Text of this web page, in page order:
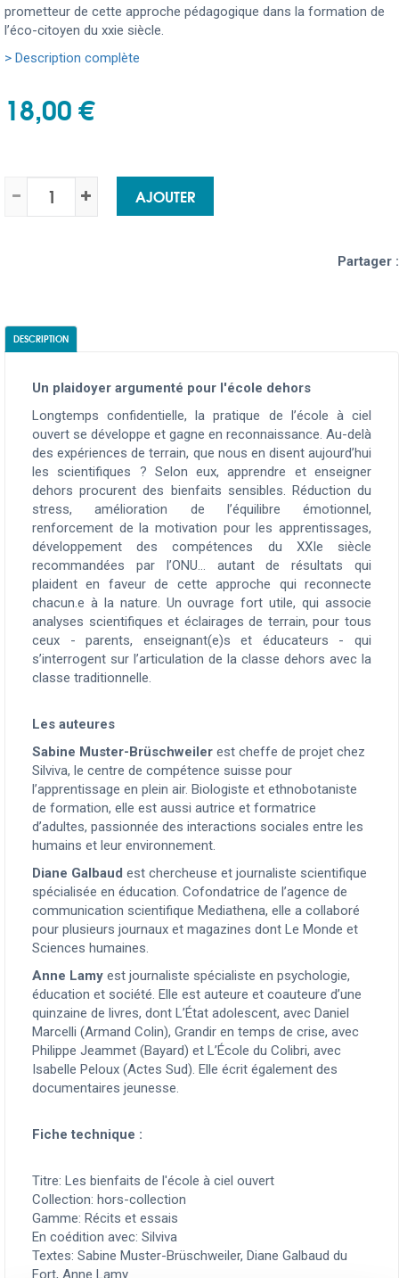
prometteur de cette approche pédagogique dans la formation de
l’éco-citoyen du xxie siècle.
> Description complète
18,00 €
AJOUTER
Partager :
DESCRIPTION
Un plaidoyer argumenté pour l'école dehors
Longtemps confidentielle, la pratique de l’école à ciel
ouvert se développe et gagne en reconnaissance. Au-delà
des expériences de terrain, que nous en disent aujourd’hui
les scientifiques ? Selon eux, apprendre et enseigner
dehors procurent des bienfaits sensibles. Réduction du
stress, amélioration de l’équilibre émotionnel,
renforcement de la motivation pour les apprentissages,
développement des compétences du XXIe siècle
recommandées par l’ONU... autant de résultats qui
plaident en faveur de cette approche qui reconnecte
chacun.e à la nature. Un ouvrage fort utile, qui associe
analyses scientifiques et éclairages de terrain, pour tous
ceux - parents, enseignant(e)s et éducateurs - qui
s’interrogent sur l’articulation de la classe dehors avec la
classe traditionnelle.
Les auteures
Sabine Muster-Brüschweiler est cheffe de projet chez
Silviva, le centre de compétence suisse pour
l’apprentissage en plein air. Biologiste et ethnobotaniste
de formation, elle est aussi autrice et formatrice
d’adultes, passionnée des interactions sociales entre les
humains et leur environnement.
Diane Galbaud est chercheuse et journaliste scientifique
spécialisée en éducation. Cofondatrice de l’agence de
communication scientifique Mediathena, elle a collaboré
pour plusieurs journaux et magazines dont Le Monde et
Sciences humaines.
Anne Lamy est journaliste spécialiste en psychologie,
éducation et société. Elle est auteure et coauteure d’une
quinzaine de livres, dont L’État adolescent, avec Daniel
Marcelli (Armand Colin), Grandir en temps de crise, avec
Philippe Jeammet (Bayard) et L’École du Colibri, avec
Isabelle Peloux (Actes Sud). Elle écrit également des
documentaires jeunesse.
Fiche technique :
Titre: Les bienfaits de l'école à ciel ouvert
Collection: hors-collection
Gamme: Récits et essais
En coédition avec: Silviva
Textes: Sabine Muster-Brüschweiler, Diane Galbaud du
Fort, Anne Lamy